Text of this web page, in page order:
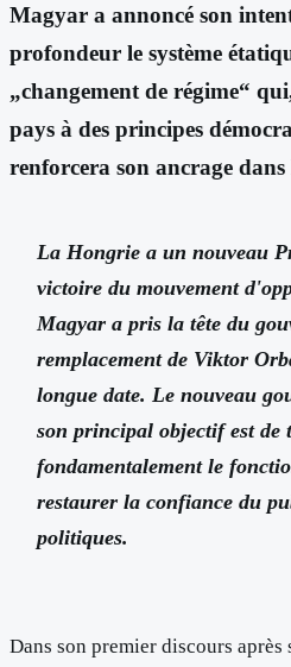
Magyar a annoncé son
profondeur le système
„changement de régime“
pays à des principes
renforcera son ancrage
La Hongrie a un nouveau
victoire du mouvement
Magyar a pris la tête du
remplacement de Viktor
longue date. Le nouveau
son principal objectif est de
fondamentalement le
restaurer la confiance du
politiques.
Dans son premier discours